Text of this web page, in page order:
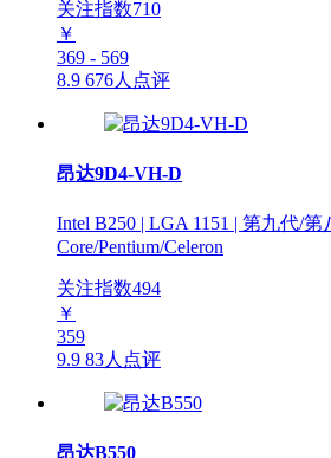
关注指数710
￥
369 - 569
8.9 676人点评
昂达9D4-VH-D
Intel B250 | LGA 1151 | 第九代/
Core/Pentium/Celeron
关注指数494
￥
359
9.9 83人点评
昂达B550